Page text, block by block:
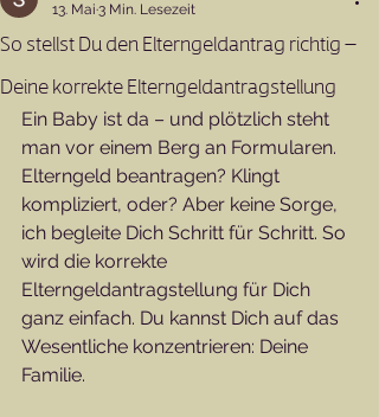
So stellst Du den Elterngeldantrag richtig –
Deine korrekte Elterngeldantragstellung
13. Mai 3 Min. Lesezeit
Ein Baby ist da – und plötzlich steht
man vor einem Berg an Formularen.
Elterngeld beantragen? Klingt
kompliziert, oder? Aber keine Sorge,
ich begleite Dich Schritt für Schritt. So
wird die korrekte
Elterngeldantragstellung für Dich
ganz einfach. Du kannst Dich auf das
Wesentliche konzentrieren: Deine
Familie.